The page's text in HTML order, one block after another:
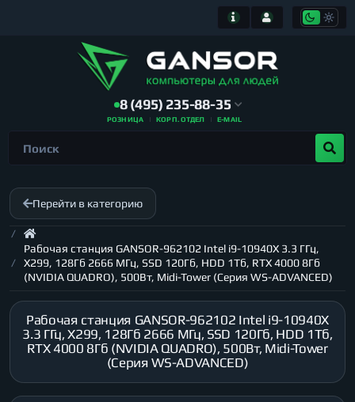
8 (495) 235-88-35
РОЗНИЦА КОРП. ОТДЕЛ E-MAIL
Перейти в категорию
Рабочая станция GANSOR-962102 Intel i9-10940X 3.3 ГГц,
X299, 128Гб 2666 МГц, SSD 120Гб, HDD 1Тб, RTX 4000 8Гб
(NVIDIA QUADRO), 500Вт, Midi-Tower (Серия WS-ADVANCED)
Рабочая станция GANSOR-962102 Intel i9-10940X
3.3 ГГц, X299, 128Гб 2666 МГц, SSD 120Гб, HDD 1Тб,
RTX 4000 8Гб (NVIDIA QUADRO), 500Вт, Midi-Tower
(Серия WS-ADVANCED)